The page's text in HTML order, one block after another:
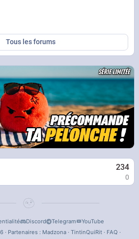
Tous les forums
234
0
Discord Telegram
YouTube
· Partenaires : Madzona· TintinQuiRit· FAQ ·